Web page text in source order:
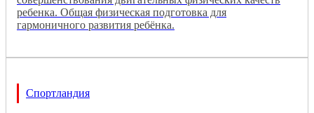
ребенка. Общая физическая подготовка для
гармоничного развития ребёнка.
Спортландия